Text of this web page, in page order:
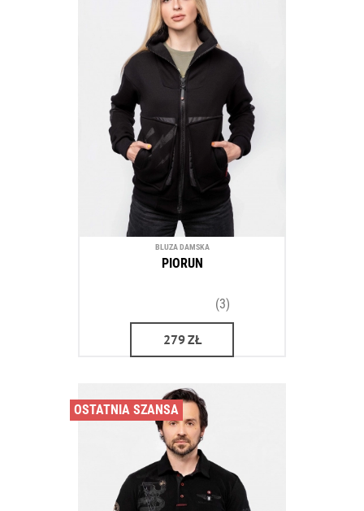
BLUZA DAMSKA
PIORUN
(3)
279ZŁ
OSTATNIA SZANSA